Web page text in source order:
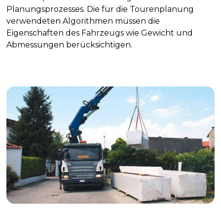
Planungsprozesses. Die für die Tourenplanung
verwendeten Algorithmen müssen die
Eigenschaften des Fahrzeugs wie Gewicht und
Abmessungen berücksichtigen.